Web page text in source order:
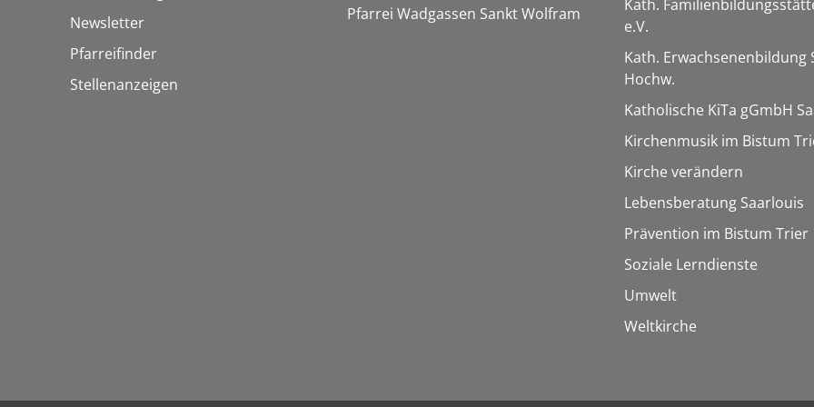
Newsletter
Pfarreifinder
Stellenanzeigen
Pfarrei Wadgassen Sankt Wolfram
Kath.
e.V.
Kath. Erwachsenenbildung
Hochw.
Katholische KiTa gGmbH
Kirchenmusik im Bistum
Kirche verändern
Lebensberatung Saarlouis
Prävention im Bistum Trier
Soziale Lerndienste
Umwelt
Weltkirche